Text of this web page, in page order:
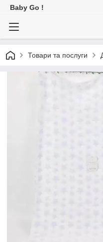
Baby Go !
Товари та послуги